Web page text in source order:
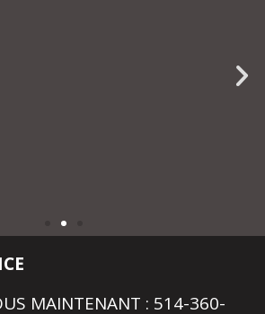
MAINTENANT : 514-360-